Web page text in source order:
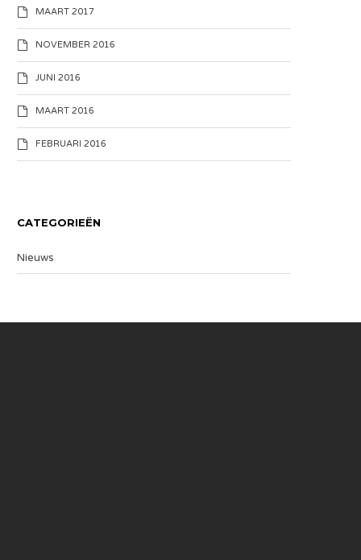
MAART 2017
NOVEMBER 2016
JUNI 2016
MAART 2016
FEBRUARI 2016
CATEGORIEËN
Nieuws